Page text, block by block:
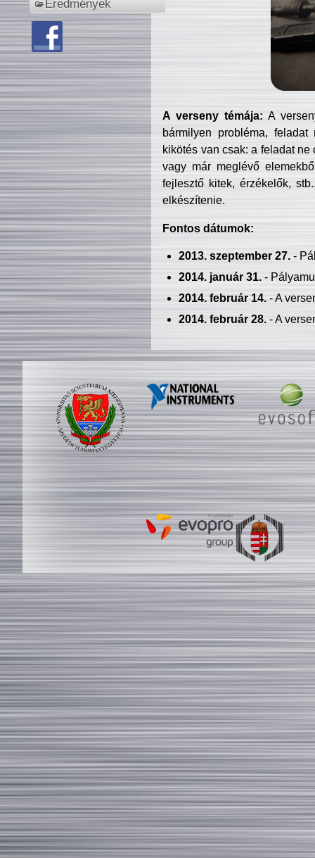
Eredmények
A verseny témája: A
bármilyen probléma, feladat
kikötés van csak: a feladat
vagy már meglévő
fejlesztő kitek, érzékelők,
elkészítenie.
Fontos dátumok:
2013. szeptember 27.-
2014. január 31.-
2014. február 14.- A
2014. február 28.- A